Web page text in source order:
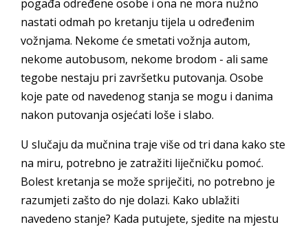
pogađa određene osobe i ona ne mora nužno
nastati odmah po kretanju tijela u određenim
vožnjama. Nekome će smetati vožnja autom,
nekome autobusom, nekome brodom - ali same
tegobe nestaju pri završetku putovanja. Osobe
koje pate od navedenog stanja se mogu i danima
nakon putovanja osjećati loše i slabo.
U slučaju da mučnina traje više od tri dana kako ste
na miru, potrebno je zatražiti liječničku pomoć.
Bolest kretanja se može spriječiti, no potrebno je
razumjeti zašto do nje dolazi. Kako ublažiti
navedeno stanje? Kada putujete, sjedite na mjestu